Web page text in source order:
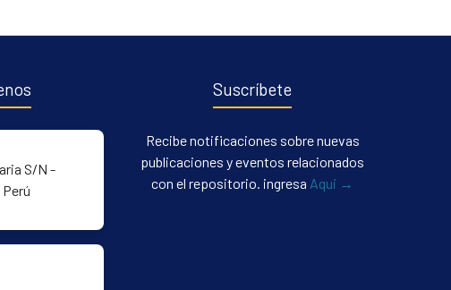
S/N -
Suscríbete
Recibe notificaciones sobre nuevas
publicaciones y eventos relacionados
con el repositorio. ingresa Aqui →